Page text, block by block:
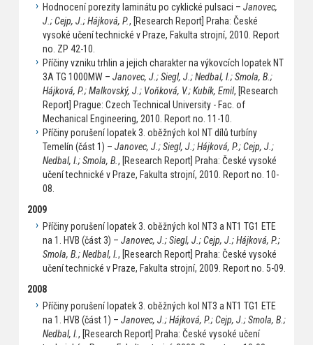
Hodnocení porezity laminátu po cyklické pulsaci – Janovec,
J.; Cejp, J.; Hájková, P., [Research Report] Praha: České
vysoké učení technické v Praze, Fakulta strojní, 2010. Report
no. ZP 42-10.
Příčiny vzniku trhlin a jejich charakter na výkovcích lopatek NT
3A TG 1000MW – Janovec, J.; Siegl, J.; Nedbal, I.; Smola, B.;
Hájková, P.; Malkovský, J.; Voňková, V.; Kubík, Emil, [Research
Report] Prague: Czech Technical University - Fac. of
Mechanical Engineering, 2010. Report no. 11-10.
Příčiny porušení lopatek 3. oběžných kol NT dílů turbíny
Temelín (část 1) – Janovec, J.; Siegl, J.; Hájková, P.; Cejp, J.;
Nedbal, I.; Smola, B., [Research Report] Praha: České vysoké
učení technické v Praze, Fakulta strojní, 2010. Report no. 10-
08.
2009
Příčiny porušení lopatek 3. oběžných kol NT3 a NT1 TG1 ETE
na 1. HVB (část 3) – Janovec, J.; Siegl, J.; Cejp, J.; Hájková, P.;
Smola, B.; Nedbal, I., [Research Report] Praha: České vysoké
učení technické v Praze, Fakulta strojní, 2009. Report no. 5-09.
2008
Příčiny porušení lopatek 3. oběžných kol NT3 a NT1 TG1 ETE
na 1. HVB (část 1) – Janovec, J.; Hájková, P.; Cejp, J.; Smola, B.;
Nedbal, I., [Research Report] Praha: České vysoké učení